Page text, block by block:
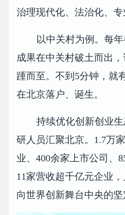
治理现代化、法治化、专
以中关村为例。每
成果在中关村破土而出
踵而至。不到5分钟，就
在北京落户、诞生。
持续优化创新创业
研人员汇聚北京。1.7万
业、400余家上市公司、
11家营收超千亿元企业
向世界创新舞台中央的坚